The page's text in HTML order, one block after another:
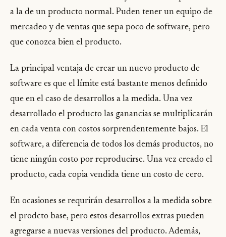
a la de un producto normal. Puden tener un equipo de
mercadeo y de ventas que sepa poco de software, pero
que conozca bien el producto.
La principal ventaja de crear un nuevo producto de
software es que el límite está bastante menos definido
que en el caso de desarrollos a la medida. Una vez
desarrollado el producto las ganancias se multiplicarán
en cada venta con costos sorprendentemente bajos. El
software, a diferencia de todos los demás productos, no
tiene ningún costo por reproducirse. Una vez creado el
producto, cada copia vendida tiene un costo de cero.
En ocasiones se requrirán desarrollos a la medida sobre
el prodcto base, pero estos desarrollos extras pueden
agregarse a nuevas versiones del producto. Además,